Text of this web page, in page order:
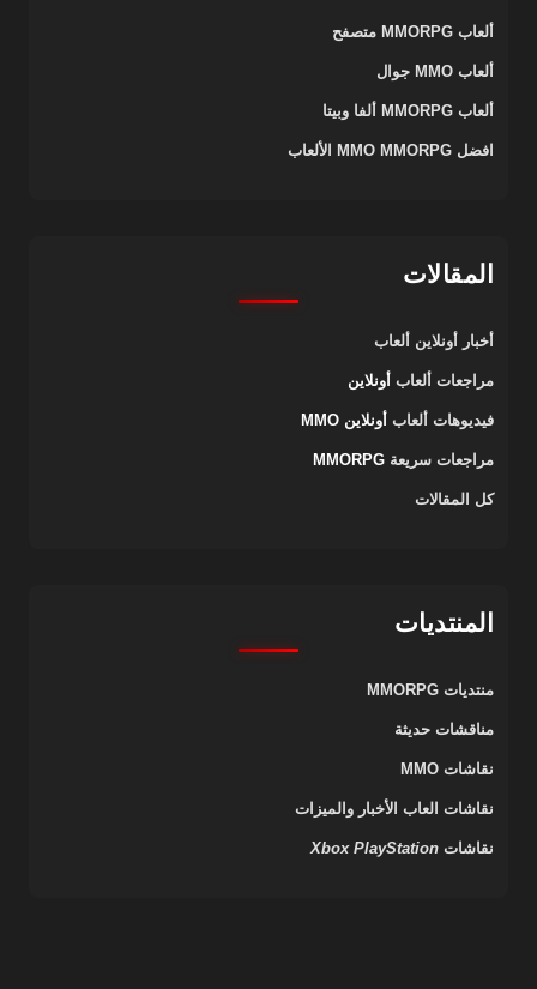
ألعاب MMORPG متصفح
ألعاب MMO جوال
ألعاب MMORPG ألفا وبيتا
افضل MMO MMORPG الألعاب
المقالات
أخبار أونلاين ألعاب
مراجعات ألعاب أونلاين
فيديوهات ألعاب أونلاين MMO
مراجعات سريعة
كل المقالات
المنتديات
منتديات MMORPG
مناقشات حديثة
نقاشات MMO
نقاشات العاب الأخبار والميزات
نقاشات Xbox PlayStation